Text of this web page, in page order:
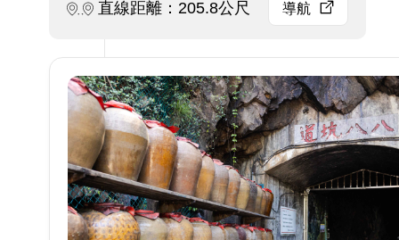
直線距離：205.8公尺 導航